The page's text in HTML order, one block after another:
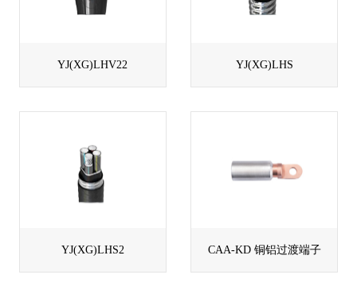
YJ(XG)LHV22 YJ(XG)LHS
YJ(XG)LHS2 CAA-KD 铜铝过渡端子